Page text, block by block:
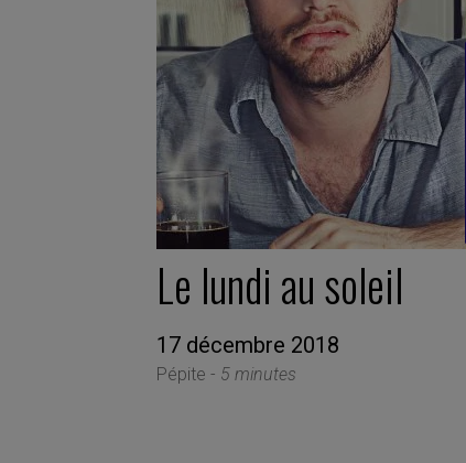
Le lundi au soleil
17 décembre 2018
Pépite - 5 minutes